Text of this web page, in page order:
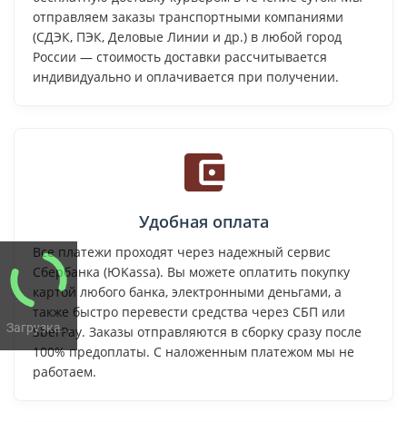
Загрузка...
отправляем заказы транспортными компаниями
(СДЭК, ПЭК, Деловые Линии и др.) в любой город
России — стоимость доставки рассчитывается
индивидуально и оплачивается при получении.
Удобная оплата
Все платежи проходят через надежный сервис
Сбербанка (ЮKassa). Вы можете оплатить покупку
картой любого банка, электронными деньгами, а
также быстро перевести средства через СБП или
SberPay. Заказы отправляются в сборку сразу после
100% предоплаты. С наложенным платежом мы не
работаем.